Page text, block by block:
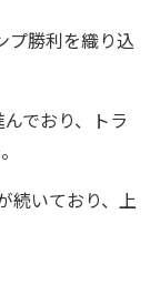
プ勝利を織り込
でおり、トラ
続いており、上